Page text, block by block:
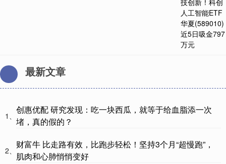
最新文章
1、
创惠优配 研究发现：吃一块西瓜，就等于给血脂添一次
堵，真的假的？
2、
财富牛 比走路有效，比跑步轻松！坚持3个月“超慢跑”，
肌肉和心肺悄悄变好